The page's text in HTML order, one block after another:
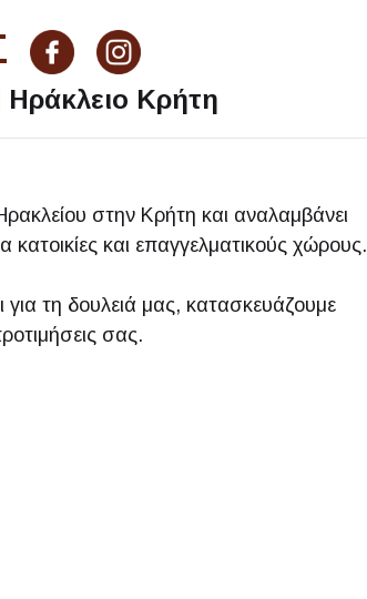
Ηράκλειο Κρήτη
στην Κρήτη και αναλαμβάνει
κατοικίες και επαγγελματικούς χώρους.
τη δουλειά μας, κατασκευάζουμε
σας.